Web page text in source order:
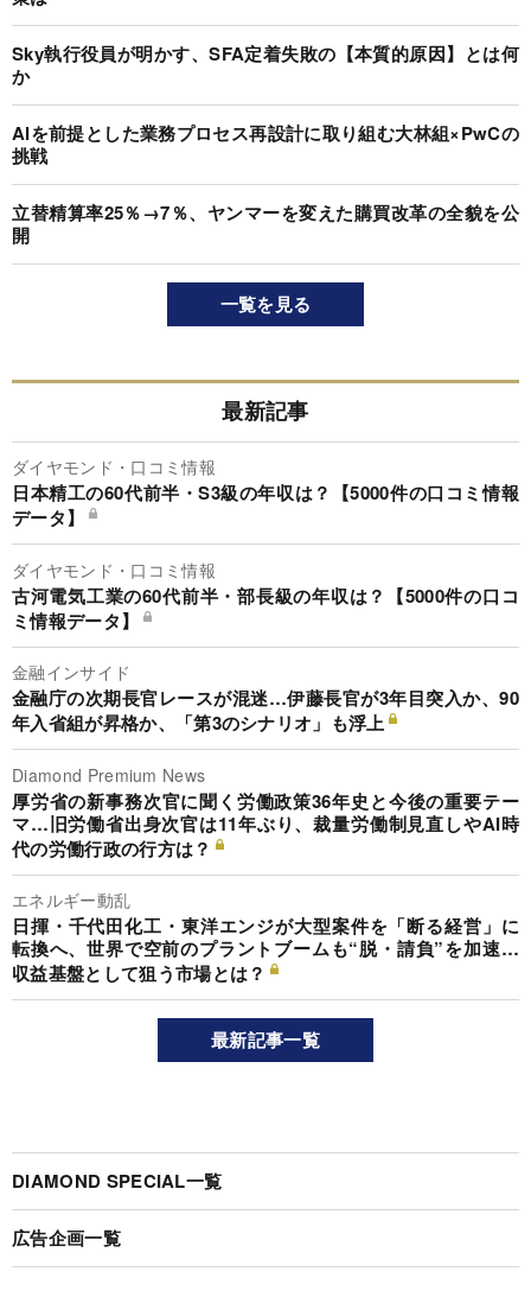
Sky執行役員が明かす、SFA定着失敗の【本質的原因】とは何
か
AIを前提とした業務プロセス再設計に取り組む大林組×PwCの
挑戦
立替精算率25％→7％、ヤンマーを変えた購買改革の全貌を公
開
一覧を見る
最新記事
ダイヤモンド・口コミ情報
日本精工の60代前半・S3級の年収は？【5000件の口コミ情報
データ】
ダイヤモンド・口コミ情報
古河電気工業の60代前半・部長級の年収は？【5000件の口コ
ミ情報データ】
金融インサイド
金融庁の次期長官レースが混迷…伊藤長官が3年目突入か、90
年入省組が昇格か、「第3のシナリオ」も浮上
Diamond Premium News
厚労省の新事務次官に聞く労働政策36年史と今後の重要テー
マ…旧労働省出身次官は11年ぶり、裁量労働制見直しやAI時
代の労働行政の行方は？
エネルギー動乱
日揮・千代田化工・東洋エンジが大型案件を「断る経営」に
転換へ、世界で空前のプラントブームも“脱・請負”を加速…
収益基盤として狙う市場とは？
最新記事一覧
DIAMOND SPECIAL一覧
広告企画一覧